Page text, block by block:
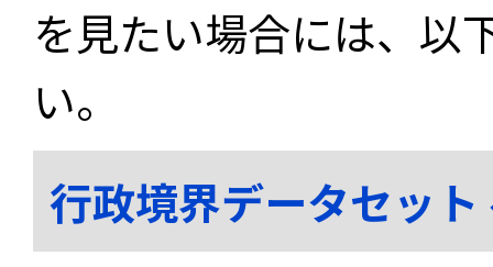
を見たい場合には、以
い。
行政境界データセッ